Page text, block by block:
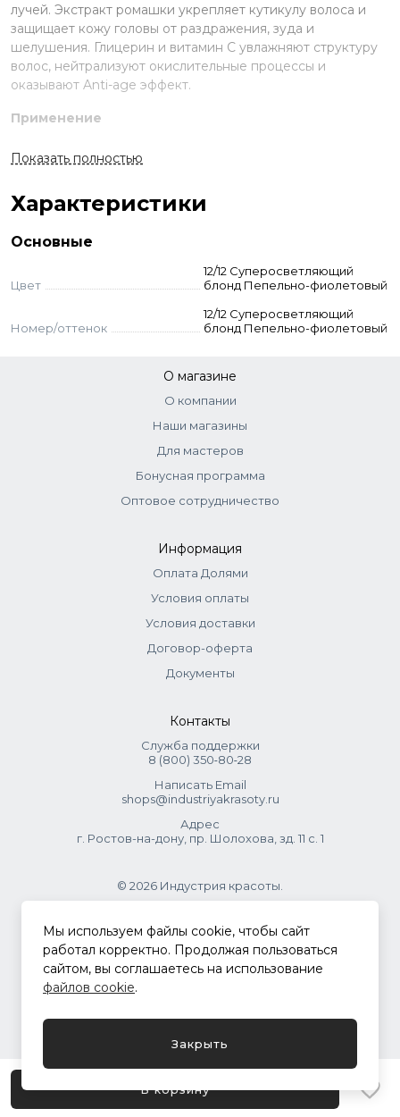
В корзину
лучей. Экстракт ромашки укрепляет кутикулу волоса и
защищает кожу головы от раздражения, зуда и
шелушения. Глицерин и витамин С увлажняют структуру
волос, нейтрализуют окислительные процессы и
оказывают Anti-age эффект.
Применение
Смешайте краску и оксид в неметаллической ёмкости.
Нанесите на волосы, выдержите указанное время.
волос.
(пропорция 1:1,5). Время выдержки 35 мин.
краситель + оксид 3% (1:2). Выдержка 5-20
мин.
1:2). Выдержка 45 мин.
Показать полностью
Характеристики
Основные
Цвет
12/12 Суперосветляющий
блонд Пепельно-фиолетовый
Номер/оттенок
12/12 Суперосветляющий
блонд Пепельно-фиолетовый
О магазине
О компании
Наши магазины
Для мастеров
Бонусная программа
Оптовое сотрудничество
Информация
Оплата Долями
Условия оплаты
Условия доставки
Договор-оферта
Документы
Контакты
Служба поддержки
8 (800) 350‑80‑28
Написать Email
shops@industriyakrasoty.ru
Адрес
г. Ростов-на-дону, пр. Шолохова, зд. 11 с. 1
© 2026 Индустрия красоты.
.
Политика конфиденциальности
Мы используем файлы cookie, чтобы сайт
работал корректно. Продолжая пользоваться
сайтом, вы соглашаетесь на использование
файлов cookie.
Закрыть